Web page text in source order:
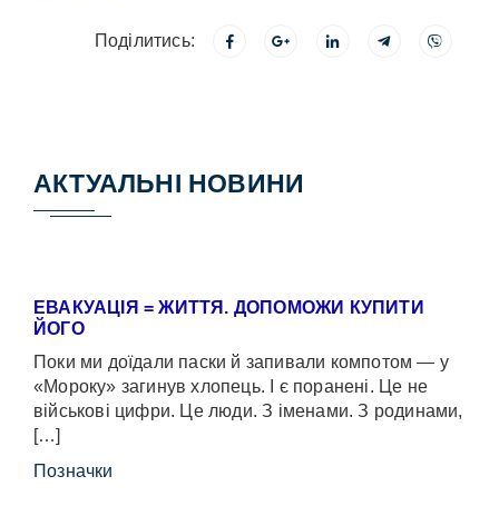
Поділитись:
АКТУАЛЬНІ НОВИНИ
ЕВАКУАЦІЯ = ЖИТТЯ. ДОПОМОЖИ КУПИТИ
ЙОГО
Поки ми доїдали паски й запивали компотом — у
«Мороку» загинув хлопець. І є поранені. Це не
військові цифри. Це люди. З іменами. З родинами,
[…]
Позначки